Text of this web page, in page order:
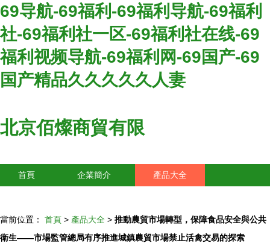
69导航-69福利-69福利导航-69福利
社-69福利社一区-69福利社在线-69
福利视频导航-69福利网-69国产-69
国产精品久久久久久人妻
北京佰燦商貿有限
首頁 企業簡介 產品大全
當前位置： 首頁 > 產品大全 > 推動農貿市場轉型，保障食品安全與公共
衛生——市場監管總局有序推進城鎮農貿市場禁止活禽交易的探索